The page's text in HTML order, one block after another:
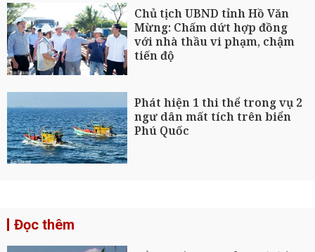
Chủ tịch UBND tỉnh Hồ Văn
Mừng: Chấm dứt hợp đồng
với nhà thầu vi phạm, chậm
tiến độ
Phát hiện 1 thi thể trong vụ 2
ngư dân mất tích trên biển
Phú Quốc
Đọc thêm